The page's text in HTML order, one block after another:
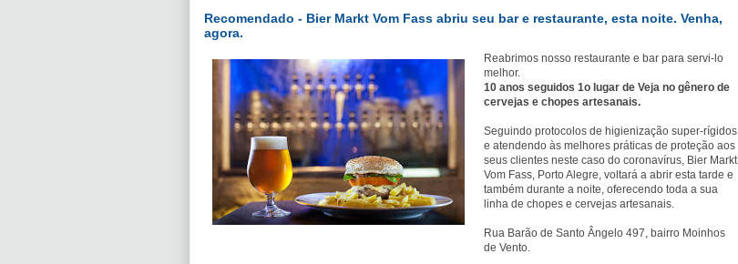
Recomendado - Bier Markt Vom Fass abriu seu bar e restaurante, esta noite. Venha,
agora.
Reabrimos nosso restaurante e bar para servi-lo
melhor.
10 anos seguidos 1o lugar de Veja no gênero de
cervejas e chopes artesanais.
Seguindo protocolos de higienização super-rígidos
e atendendo às melhores práticas de proteção aos
seus clientes neste caso do coronavírus, Bier Markt
Vom Fass, Porto Alegre, voltará a abrir esta tarde e
também durante a noite, oferecendo toda a sua
linha de chopes e cervejas artesanais.
Rua Barão de Santo Ângelo 497, bairro Moinhos
de Vento.